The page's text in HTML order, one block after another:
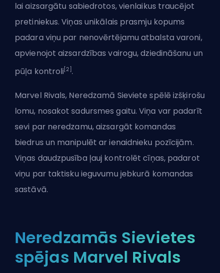
lai aizsargātu sabiedrotos, vienlaikus traucējot
pretiniekus. Viņas unikālais prasmju kopums
padara viņu par nenovērtējamu atbalsta varoni,
apvienojot aizsardzības vairogu, dziedināšanu un
pūļa kontroli [2] .
Marvel Rivals, Neredzamā Sieviete spēlē izšķirošu
lomu, nosakot sadursmes gaitu. Viņa var padarīt
sevi par neredzamu, aizsargāt komandas
biedrus un manipulēt ar ienaidnieku pozīcijām.
Viņas daudzpusība ļauj kontrolēt cīņas, padarot
viņu par taktisku ieguvumu jebkurā komandas
sastāvā.
Neredzamās Sievietes
spējas Marvel Rivals